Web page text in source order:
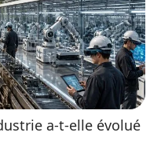
a-t-elle évolué